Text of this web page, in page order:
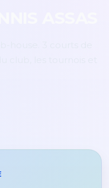
ASSAS